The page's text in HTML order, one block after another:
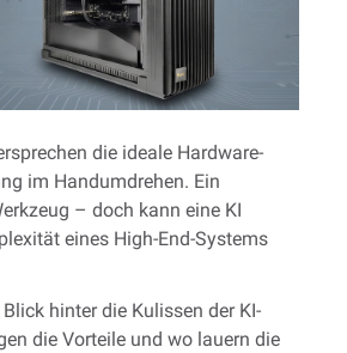
die ideale Hardware-
im Handumdrehen. Ein
– doch kann eine KI
eines High-End-Systems
hinter die Kulissen der KI-
die Vorteile und wo lauern die